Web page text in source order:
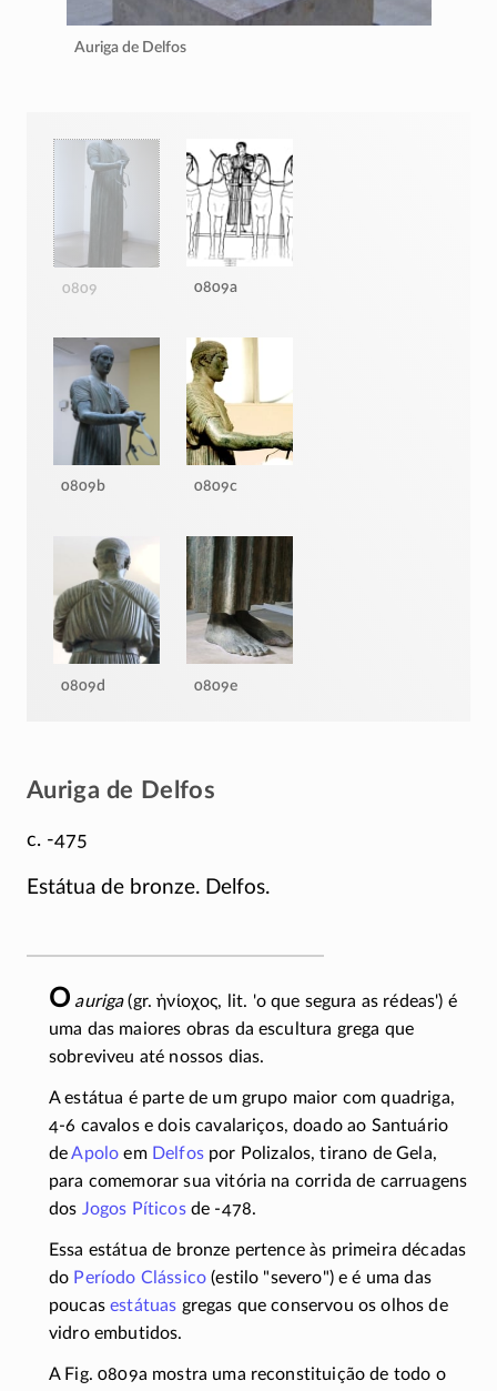
Auriga de Delfos
0809 0809a
0809b 0809c
0809d 0809e
Auriga de Delfos
c. -475
Estátua de bronze. Delfos.
O auriga(gr.ἡνίοχος, lit. 'o que segura as rédeas') é
uma das maiores obras da escultura grega que
sobreviveu até nossos dias.
A estátua é parte de um grupo maior com quadriga,
4-6 cavalos e dois cavalariços, doado ao Santuário
deApolo em Delfospor Polizalos, tirano de Gela,
para comemorar sua vitória na corrida de carruagens
dos Jogos Píticosde -478.
Essa estátua de bronze pertence às primeira décadas
do Período Clássico (estilo "severo") e é uma das
poucasestátuas gregas que conservou os olhos de
vidro embutidos.
A Fig. 0809a mostra uma reconstituição de todo o